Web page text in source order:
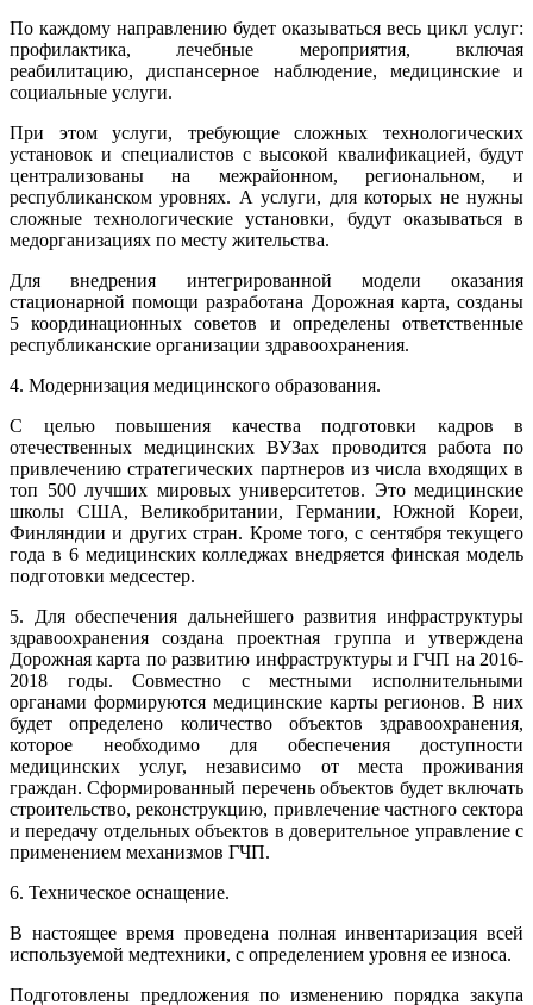
По каждому направлению будет оказываться весь цикл услуг:
профилактика, лечебные мероприятия, включая
реабилитацию, диспансерное наблюдение, медицинские и
социальные услуги.
При этом услуги, требующие сложных технологических
установок и специалистов с высокой квалификацией, будут
централизованы на межрайонном, региональном, и
республиканском уровнях. А услуги, для которых не нужны
сложные технологические установки, будут оказываться в
медорганизациях по месту жительства.
Для внедрения интегрированной модели оказания
стационарной помощи разработана Дорожная карта, созданы
5 координационных советов и определены ответственные
республиканские организации здравоохранения.
4. Модернизация медицинского образования.
С целью повышения качества подготовки кадров в
отечественных медицинских ВУЗах проводится работа по
привлечению стратегических партнеров из числа входящих в
топ 500 лучших мировых университетов. Это медицинские
школы США, Великобритании, Германии, Южной Кореи,
Финляндии и других стран. Кроме того, с сентября текущего
года в 6 медицинских колледжах внедряется финская модель
подготовки медсестер.
5. Для обеспечения дальнейшего развития инфраструктуры
здравоохранения создана проектная группа и утверждена
Дорожная карта по развитию инфраструктуры и ГЧП на 2016-
2018 годы. Совместно с местными исполнительными
органами формируются медицинские карты регионов. В них
будет определено количество объектов здравоохранения,
которое необходимо для обеспечения доступности
медицинских услуг, независимо от места проживания
граждан. Сформированный перечень объектов будет включать
строительство, реконструкцию, привлечение частного сектора
и передачу отдельных объектов в доверительное управление с
применением механизмов ГЧП.
6. Техническое оснащение.
В настоящее время проведена полная инвентаризация всей
используемой медтехники, с определением уровня ее износа.
Подготовлены предложения по изменению порядка закупа